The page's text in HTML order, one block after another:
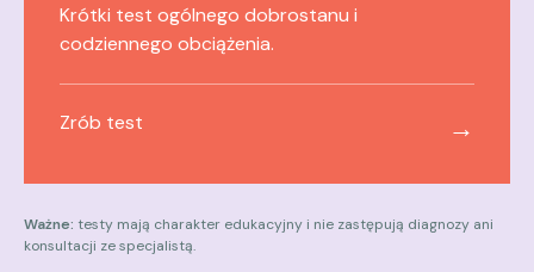
Krótki test ogólnego dobrostanu i
codziennego obciążenia.
Zrób test →
Ważne: testy mają charakter edukacyjny i nie zastępują diagnozy ani
konsultacji ze specjalistą.